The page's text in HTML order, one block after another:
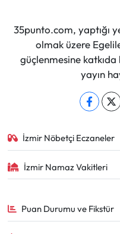
35punto.com, yaptığı
olmak üzere
güçlenmesine katkıda
yayın
İzmir Nöbetçi Eczaneler
İzmir Namaz Vakitleri
Puan Durumu ve Fikstür